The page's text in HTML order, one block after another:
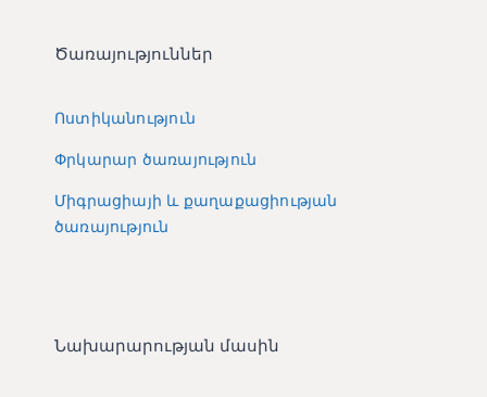
Ծառայություններ
Ոստիկանություն
Փրկարար ծառայություն
Միգրացիայի և քաղաքացիության
ծառայություն
Նախարարության մասին